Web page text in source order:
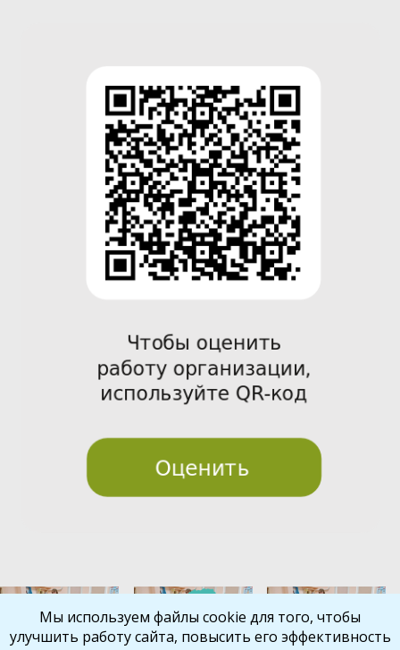
vio
t
Мы используем файлы cookie для того, чтобы
улучшить работу сайта, повысить его эффективность